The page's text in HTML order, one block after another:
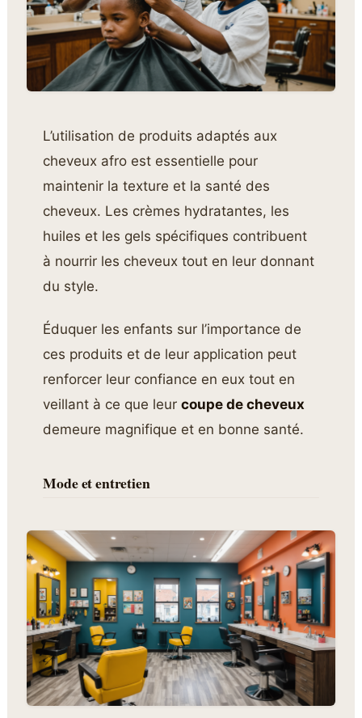
L’utilisation de produits adaptés aux
cheveux afro est essentielle pour
maintenir la texture et la santé des
cheveux. Les crèmes hydratantes, les
huiles et les gels spécifiques contribuent
à nourrir les cheveux tout en leur donnant
du style.
Éduquer les enfants sur l’importance de
ces produits et de leur application peut
renforcer leur confiance en eux tout en
veillant à ce que leurcoupe de cheveux
demeure magnifique et en bonne santé.
Mode et entretien